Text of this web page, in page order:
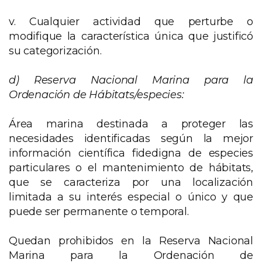
v. Cualquier actividad que perturbe o
modifique la característica única que justificó
su categorización.
d)
Reserva Nacional Marina para la
Ordenación de Hábitats/especies:
Área marina destinada a proteger las
necesidades identificadas según la mejor
información científica fidedigna de especies
particulares o el mantenimiento de hábitats,
que se caracteriza por una localización
limitada a su interés especial o único y que
puede ser permanente o temporal.
Quedan prohibidos en la Reserva Nacional
Marina para la Ordenación de